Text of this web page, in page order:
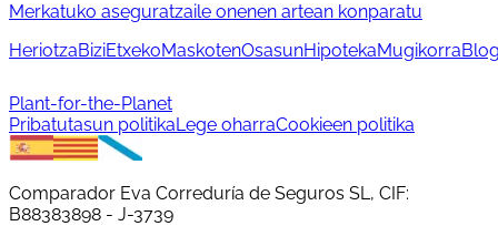
Merkatuko aseguratzaile onenen artean konparatu
HeriotzaBiziEtxekoMaskotenOsasunHipotekaMugikorra
Plant-for-the-Planet
Pribatutasun politikaLege oharraCookieen politika
Comparador Eva Correduría de Seguros SL, CIF:
B88383898 - J-3739